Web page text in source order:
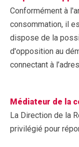
Conformément à
consommation, il
dispose de la
d'opposition au
connectant à
Médiateur de la
La Direction de la
privilégié pour